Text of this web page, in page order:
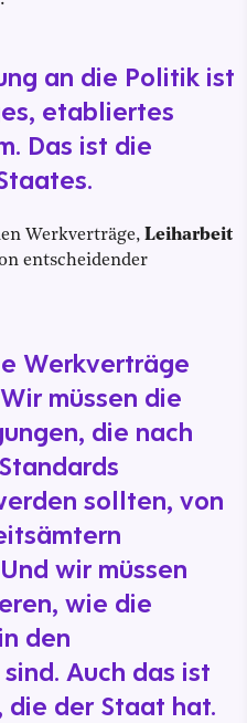
an die Politik ist
etabliertes
Das ist die
Werkverträge, Leiharbeit
entscheidender
Werkverträge
müssen die
die nach
sollten, von
wir müssen
wie die
den
Auch das ist
der Staat hat.